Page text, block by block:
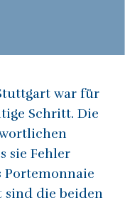
war für
Schritt. Die
sie Fehler
Portemonnaie
sind die beiden